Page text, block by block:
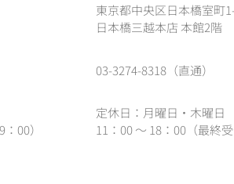
00）
東京都中央区日本橋室町
日本橋三越本店 本館2階
03-3274-8318（直通）
定休日：月曜日・木曜日
11：00 ～ 18：00（最終受